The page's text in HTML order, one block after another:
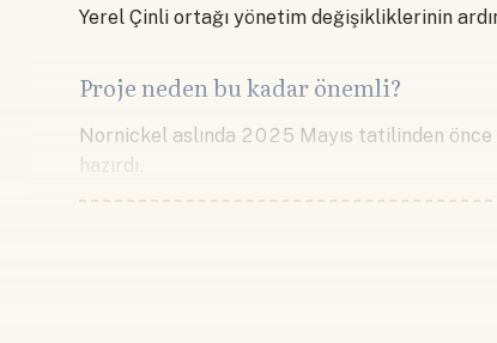
Yerel Çinli ortağı yönetim değişikliklerinin
Proje neden bu kadar önemli?
Nornickel aslında 2025 Mayıs tatilinden
hazırdı.